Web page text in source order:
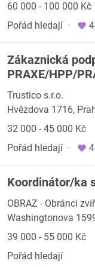
60 000 - 100 000 Kč
Pořád hledají ·
Zákaznická
PRAXE/HPP/
Trustico s.r.o.
Hvězdova 1716,
32 000 - 45 000 Kč
Pořád hledají ·
Koordinátor/ka
OBRAZ - Obránci
Washingtonova
39 000 - 55 000 Kč
Pořád hledají